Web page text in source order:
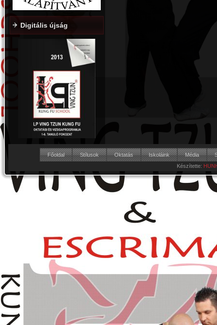
Digitális újság
Főoldal Stílusok Oktatás Iskoláink Média
Készítette: